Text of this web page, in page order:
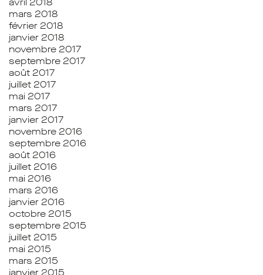
mars 2018
février 2018
janvier 2018
novembre 2017
septembre 2017
août 2017
juillet 2017
mai 2017
mars 2017
janvier 2017
novembre 2016
septembre 2016
août 2016
juillet 2016
mai 2016
mars 2016
janvier 2016
octobre 2015
septembre 2015
juillet 2015
mai 2015
mars 2015
janvier 2015